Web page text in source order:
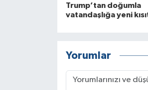
Trump’tan doğumla
vatandaşlığa yeni
Yorumlar